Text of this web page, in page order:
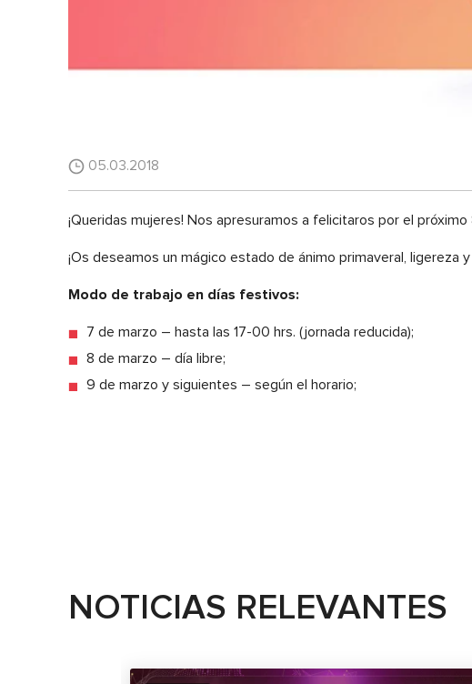
05.03.2018
¡Queridas mujeres! Nos apresuramos a felicitaros por el próximo
¡Os deseamos un mágico estado de ánimo primaveral, ligereza
Modo de trabajo en días festivos:
7 de marzo – hasta las 17-00 hrs. (jornada reducida);
8 de marzo – día libre;
9 de marzo y siguientes – según el horario;
NOTICIAS RELEVANTES